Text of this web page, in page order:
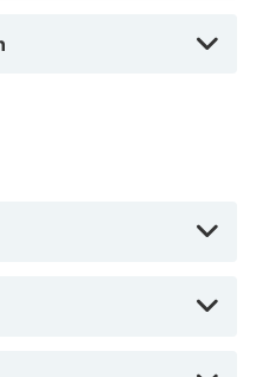
km van Eindhoven